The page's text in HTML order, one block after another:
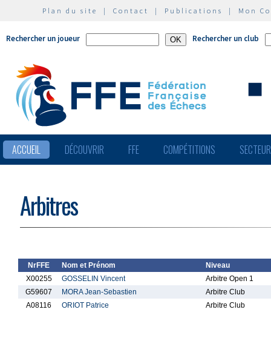
Plan du site | Contact | Publications | Mon
Rechercher un joueur Rechercher un club
ACCUEIL DÉCOUVRIR FFE COMPÉTITIONS
Arbitres
NrFFE Nom et Prénom
Niveau
X00255
GOSSELIN Vincent
Arbitre Open 1
G59607
MORA Jean-Sebastien
Arbitre Club
A08116
ORIOT Patrice Arbitre Club